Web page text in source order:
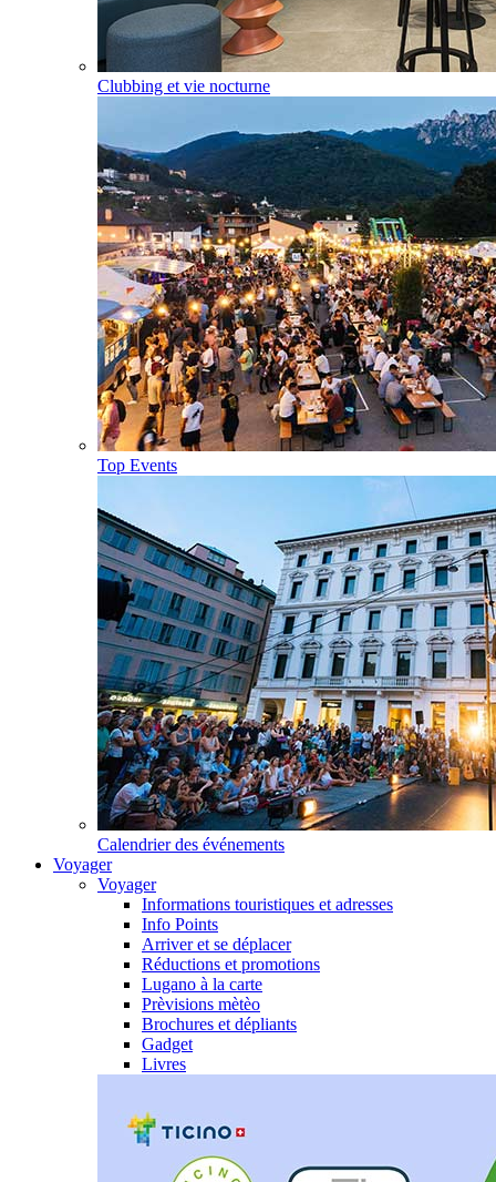
Clubbing et vie nocturne
Top Events
Calendrier des événements
Voyager
Voyager
Informations touristiques et adresses
Info Points
Arriver et se déplacer
Réductions et promotions
Lugano à la carte
Prèvisions mètèo
Brochures et dépliants
Gadget
Livres